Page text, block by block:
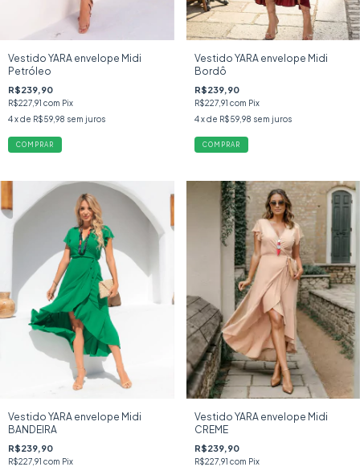
Vestido YARA envelope Midi
Petróleo
R$239,90
R$227,91 com Pix
4x de R$59,98 sem juros
COMPRAR
Vestido YARA envelope Midi
Bordô
R$239,90
R$227,91 com Pix
4 x de R$59,98 sem juros
COMPRAR
Vestido YARA envelope Midi
BANDEIRA
R$239,90
R$227,91 com Pix
Vestido YARA envelope Midi
CREME
R$239,90
R$227,91 com Pix